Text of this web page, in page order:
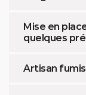
Mise en
quelques
Artisan